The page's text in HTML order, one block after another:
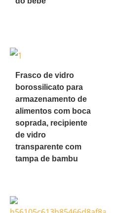
Frasco de vidro
borossilicato para
armazenamento de
alimentos com boca
soprada, recipiente
de vidro
transparente com
tampa de bambu